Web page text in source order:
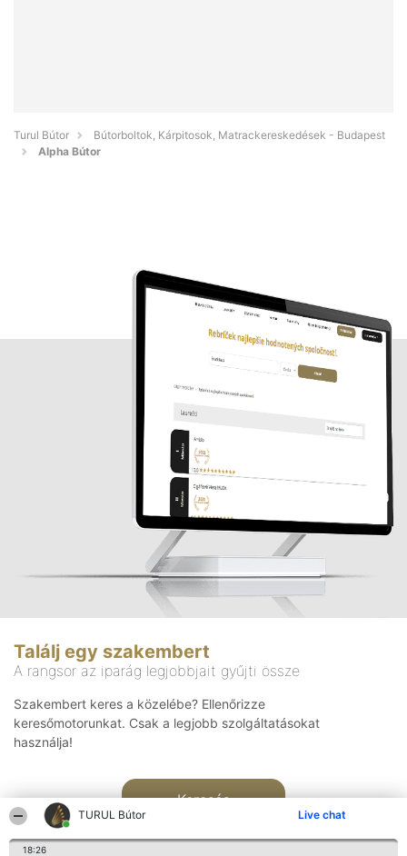
TURUL Bútor Live chat
18:26
Turul Bútor
Bútorboltok, Kárpitosok, Matrackereskedések - Budapest
Alpha Bútor
Találj egy szakembert
A rangsor az iparág legjobbjait gyűjti össze
Szakembert keres a közelébe? Ellenőrizze
keresőmotorunkat. Csak a legjobb szolgáltatásokat
használja!
Keresés